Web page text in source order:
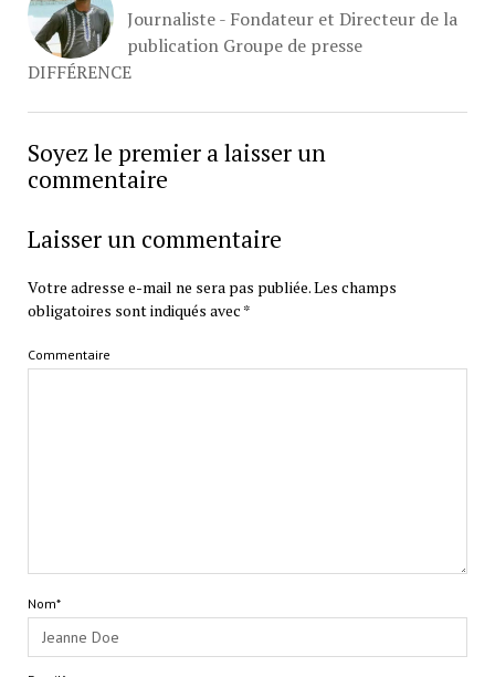
Journaliste - Fondateur et Directeur de la
publication Groupe de presse
DIFFÉRENCE
Soyez le premier a laisser un
commentaire
Laisser un commentaire
Votre adresse e-mail ne sera pas publiée.Les champs
obligatoires sont indiqués avec *
Commentaire
Nom*